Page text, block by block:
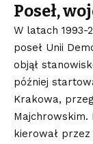
Poseł,
W latach 1993-
poseł Unii
objął
później
Krakowa,
Majchrowskim.
kierował